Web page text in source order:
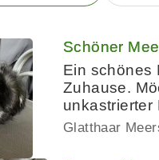
Schöner
Ein schönes
Zuhause.
Glatthaar